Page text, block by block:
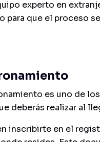
experto en
para que el proceso
es uno de
deberás realizar al
inscribirte en el